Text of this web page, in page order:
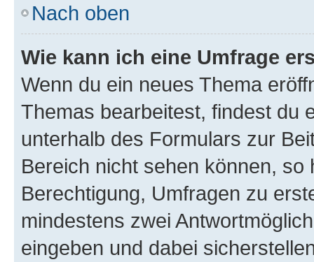
Nach oben
Wie kann ich eine Umfrage
Wenn du ein neues Thema
Themas bearbeitest, findest du
unterhalb des Formulars zur
Bereich nicht sehen können,
Berechtigung, Umfragen zu
mindestens zwei
eingeben und dabei